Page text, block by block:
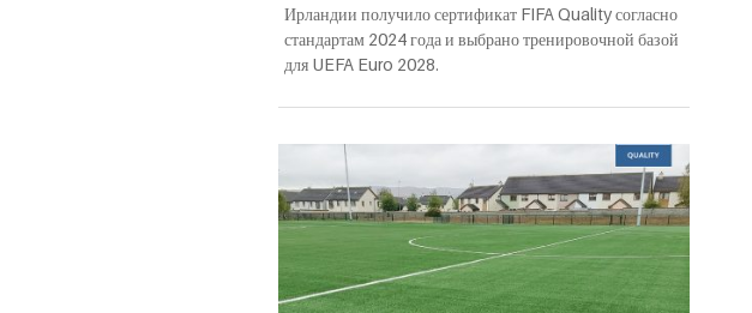
Ирландии получило сертификат FIFA Quality согласно
стандартам 2024 года и выбрано тренировочной базой
для UEFA Euro 2028.